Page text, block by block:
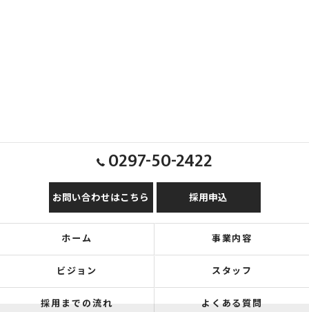
0297-50-2422
お問い合わせはこちら 採用申込
ホーム 事業内容
ビジョン スタッフ
採用までの流れ よくある質問